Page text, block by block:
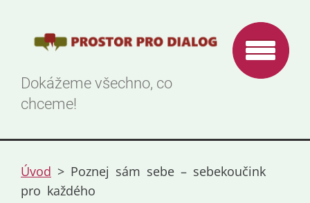
Dokážeme všechno, co
chceme!
Úvod > Poznej sám sebe – sebekoučink
pro každého